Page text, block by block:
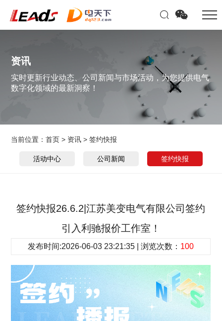
资讯
实时更新行业动态、公司新闻与市场活动，为您提供电气
数字化领域的最新洞察！
当前位置：首页 > 资讯 >签约快报
活动中心 公司新闻 签约快报
签约快报26.6.2|江苏美变电气有限公司签约
引入利驰报价工作室！
发布时间:2026-06-03 23:21:35 | 浏览次数： 100